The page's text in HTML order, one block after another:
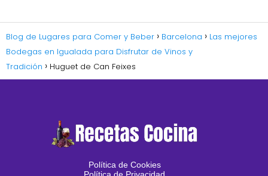
Blog de Lugares para Comer y Beber Barcelona
Las mejores
Bodegas en Igualada para Disfrutar de Vinos y
Tradición
Huguet de Can Feixes
Política de Cookies